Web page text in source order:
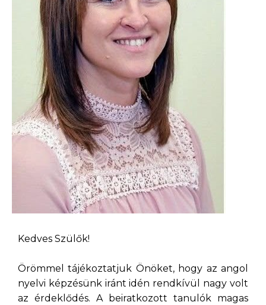
Kedves Szülők!
Örömmel tájékoztatjuk Önöket, hogy az angol
nyelvi képzésünk iránt idén rendkívül nagy volt
az érdeklődés. A beiratkozott tanulók magas